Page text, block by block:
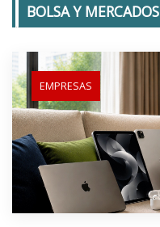
BOLSA Y MERCADOS
EMPRESAS